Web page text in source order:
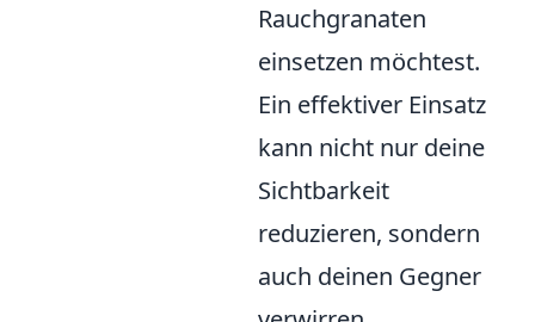
Rauchgranaten
einsetzen möchtest.
Ein effektiver Einsatz
kann nicht nur deine
Sichtbarkeit
reduzieren, sondern
auch deinen Gegner